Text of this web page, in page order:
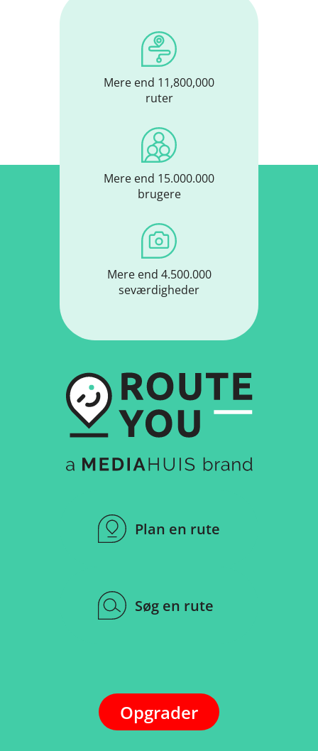
Mere end 11,800,000
ruter
Mere end 15.000.000
brugere
Mere end 4.500.000
seværdigheder
Plan en rute
Søg en rute
Opgrader